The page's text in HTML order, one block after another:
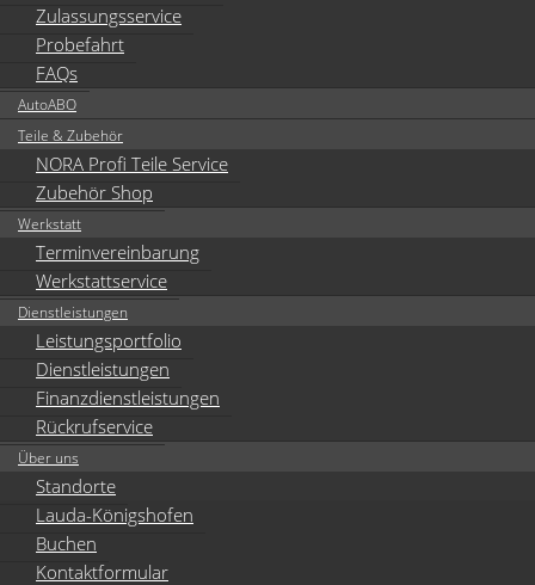
Zulassungsservice
Probefahrt
FAQs
AutoABO
Teile & Zubehör
NORA Profi Teile Service
Zubehör Shop
Werkstatt
Terminvereinbarung
Werkstattservice
Dienstleistungen
Leistungsportfolio
Dienstleistungen
Finanzdienstleistungen
Rückrufservice
Über uns
Standorte
Lauda-Königshofen
Buchen
Kontaktformular